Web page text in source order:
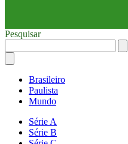
Pesquisar
Brasileiro
Paulista
Mundo
Série A
Série B